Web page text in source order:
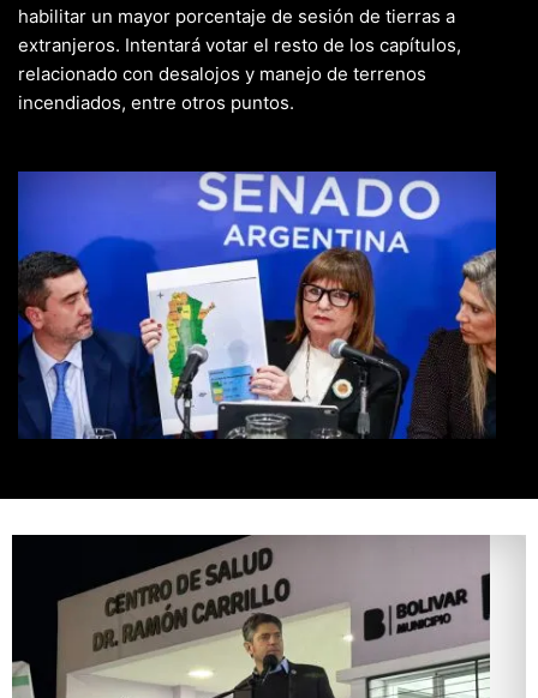
habilitar un mayor porcentaje de sesión de tierras a
extranjeros. Intentará votar el resto de los capítulos,
relacionado con desalojos y manejo de terrenos
incendiados, entre otros puntos.